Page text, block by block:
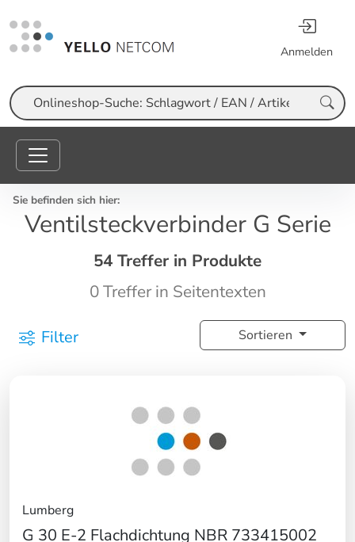
Anmelden
Suche
Sie befinden sich hier:
Ventilsteckverbinder G Serie
54 Treffer in Produkte
0 Treffer in Seitentexten
Filter Sortieren
Lumberg
G 30 E-2 Flachdichtung NBR 733415002